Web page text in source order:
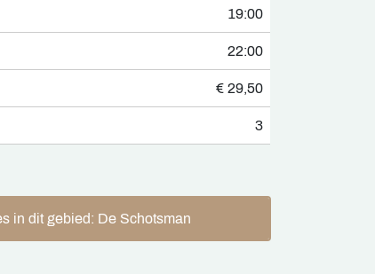
19:00
22:00
€ 29,50
3
in dit gebied: De Schotsman